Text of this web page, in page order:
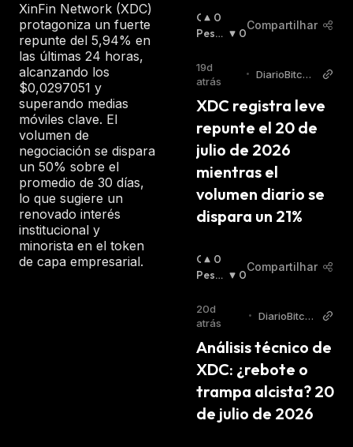
XinFin Network (XDC)
protagoniza un fuerte
repunte del 5,94% en
las últimas 24 horas,
alcanzando los
$0,0297051 y
superando medias
móviles clave. El
volumen de
negociación se dispara
un 50% sobre el
promedio de 30 días,
lo que sugiere un
renovado interés
institucional y
minorista en el token
de capa empresarial.
O
T
M
I
T
A
:
0
Pessi
:
0
Compartilhar
19d
atrás
•
DiarioBitcoi
XDC registra leve
repunte el 20 de
julio de 2026
mientras el
volumen diario se
dispara un 21%
O
T
M
I
T
A
0
Pessi
:
0
Compartilhar
20d
atrás
• DiarioBitcoi
Análisis técnico de
XDC: ¿rebote o
trampa alcista? 20
de julio de 2026